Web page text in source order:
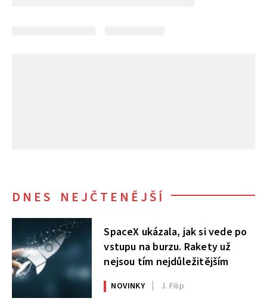
DNES NEJČTENĚJŠÍ
SpaceX ukázala, jak si vede po
vstupu na burzu. Rakety už
nejsou tím nejdůležitějším
NOVINKY J. Filip